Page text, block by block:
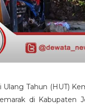
Tahun (HUT)
di Kabupaten